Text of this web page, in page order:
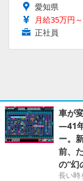
愛知県
月給35万円
正社員
車が
―41
ー。
前、
の“幻
長い時